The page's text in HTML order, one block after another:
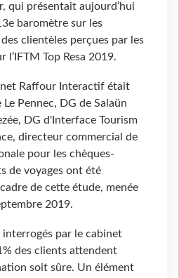
qui présentait aujourd’hui
baromètre sur les
clientèles perçues par les
l’IFTM Top Resa 2019.
Raffour Interactif était
Pennec, DG de Salaün
DG d'Interface Tourism
directeur commercial de
pour les chèques-
de voyages ont été
de cette étude, menée
2019.
interrogés par le cabinet
des clients attendent
soit sûre. Un élément